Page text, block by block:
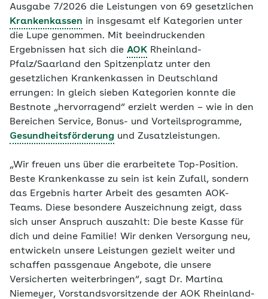
Ausgabe 7/2026 die Leistungen von 69 gesetzlichen
Krankenkassen in insgesamt elf Kategorien unter
die Lupe genommen. Mit beeindruckenden
Ergebnissen hat sich die AOK Rheinland-
Pfalz/Saarland den Spitzenplatz unter den
gesetzlichen Krankenkassen in Deutschland
errungen: In gleich sieben Kategorien konnte die
Bestnote „hervorragend“ erzielt werden – wie in den
Bereichen Service, Bonus- und Vorteilsprogramme,
Gesundheitsförderung und Zusatzleistungen.
„Wir freuen uns über die erarbeitete Top-Position.
Beste Krankenkasse zu sein ist kein Zufall, sondern
das Ergebnis harter Arbeit des gesamten AOK-
Teams. Diese besondere Auszeichnung zeigt, dass
sich unser Anspruch auszahlt: Die beste Kasse für
dich und deine Familie! Wir denken Versorgung neu,
entwickeln unsere Leistungen gezielt weiter und
schaffen passgenaue Angebote, die unsere
Versicherten weiterbringen“, sagt Dr. Martina
Niemeyer, Vorstandsvorsitzende der AOK Rheinland-